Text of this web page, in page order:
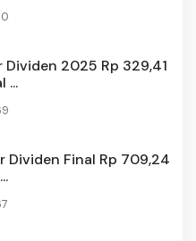
Dividen 2025 Rp 329,41
...
Dividen Final Rp 709,24